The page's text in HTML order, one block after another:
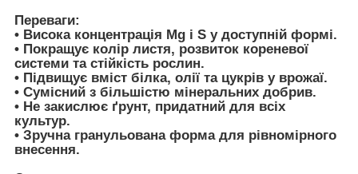
Переваги:
• Висока концентрація Mg і S у доступній формі.
• Покращує колір листя, розвиток кореневої
системи та стійкість рослин.
• Підвищує вміст білка, олії та цукрів у врожаї.
• Сумісний з більшістю мінеральних добрив.
• Не закислює ґрунт, придатний для всіх
культур.
• Зручна гранульована форма для рівномірного
внесення.